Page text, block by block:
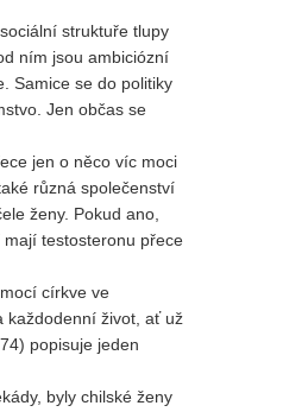
struktuře tlupy
ním jsou ambiciózní
Samice se do politiky
Jen občas se
jen o něco víc moci
různá společenství
ženy. Pokud ano,
testosteronu přece
církve ve
každodenní život, ať už
popisuje jeden
byly chilské ženy